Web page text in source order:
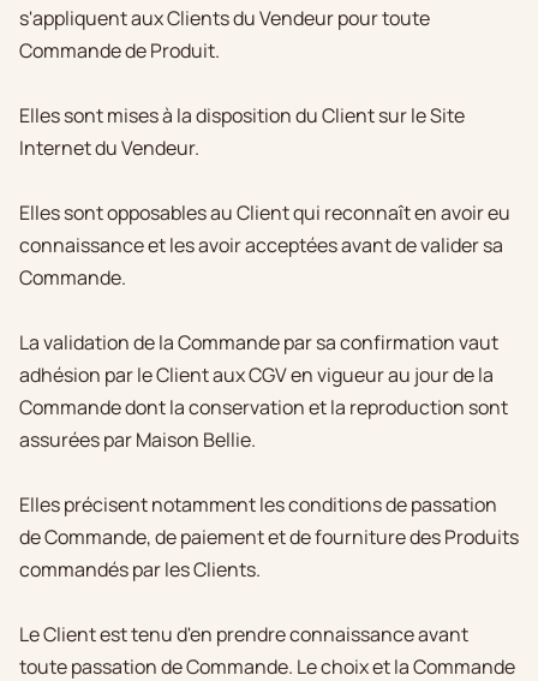
s'appliquent aux Clients du Vendeur pour toute
Commande de Produit.
Elles sont mises à la disposition du Client sur le Site
Internet du Vendeur.
Elles sont opposables au Client qui reconnaît en avoir eu
connaissance et les avoir acceptées avant de valider sa
Commande.
La validation de la Commande par sa confirmation vaut
adhésion par le Client aux CGV en vigueur au jour de la
Commande dont la conservation et la reproduction sont
assurées par Maison Bellie.
Elles précisent notamment les conditions de passation
de Commande, de paiement et de fourniture des Produits
commandés par les Clients.
Le Client est tenu d'en prendre connaissance avant
toute passation de Commande. Le choix et la Commande